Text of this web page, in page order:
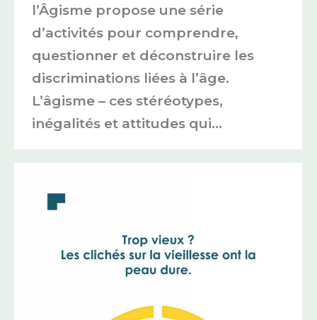
l’Âgisme propose une série
d’activités pour comprendre,
questionner et déconstruire les
discriminations liées à l’âge.
L’âgisme – ces stéréotypes,
inégalités et attitudes qui…